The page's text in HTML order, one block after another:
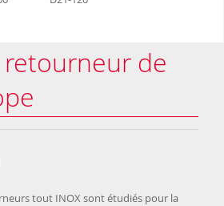
tout INOX sont étudiés pour la